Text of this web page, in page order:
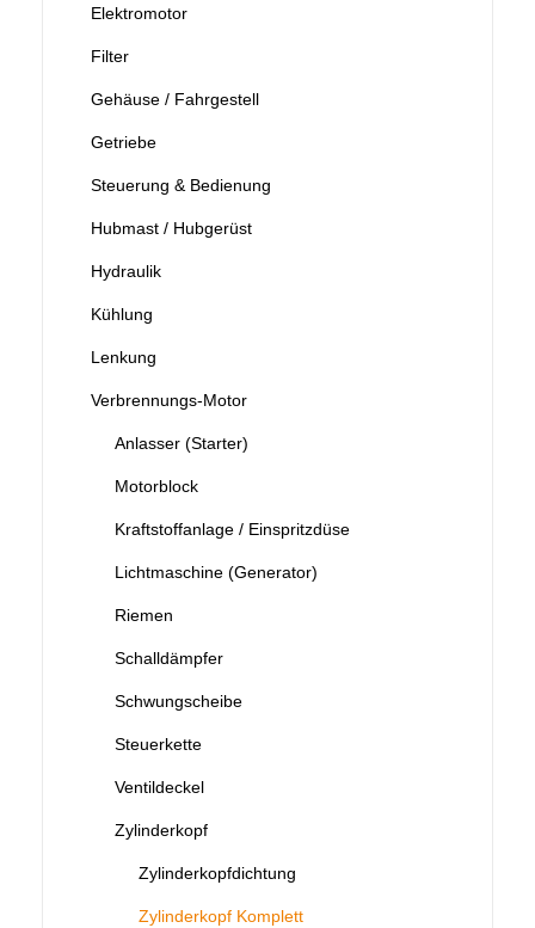
Elektromotor
Filter
Gehäuse / Fahrgestell
Getriebe
Steuerung & Bedienung
Hubmast / Hubgerüst
Hydraulik
Kühlung
Lenkung
Verbrennungs-Motor
Anlasser (Starter)
Motorblock
Kraftstoffanlage / Einspritzdüse
Lichtmaschine (Generator)
Riemen
Schalldämpfer
Schwungscheibe
Steuerkette
Ventildeckel
Zylinderkopf
Zylinderkopfdichtung
Zylinderkopf Komplett